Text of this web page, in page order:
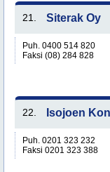
21. Siterak Oy
Puh. 0400 514 820
Faksi (08) 284 828
22. Isojoen
Puh. 0201 323 232
Faksi 0201 323 388